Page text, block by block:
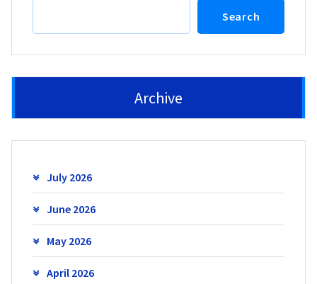
Search
Archive
July 2026
June 2026
May 2026
April 2026